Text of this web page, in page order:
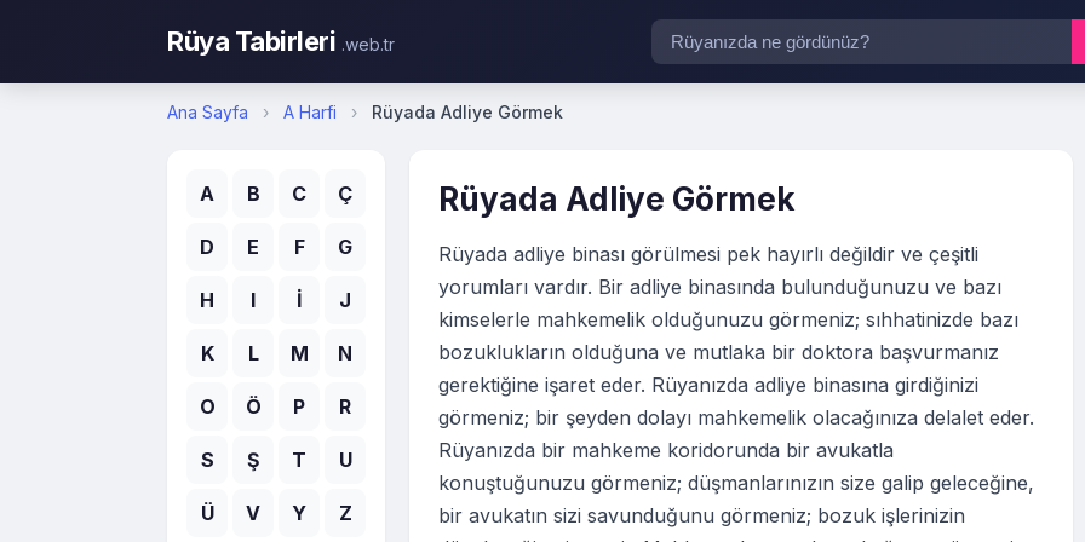
Rüya Tabirleri .web.tr
Ana Sayfa › A Harfi › Rüyada Adliye Görmek
A B C Ç
D E F G
H I İ J
K L M N
O Ö P R
S Ş T U
Ü V Y Z
Rüyada Adliye Görmek
Rüyada adliye binası görülmesi pek hayırlı değildir ve çeşitli
yorumları vardır. Bir adliye binasında bulunduğunuzu ve bazı
kimselerle mahkemelik olduğunuzu görmeniz; sıhhatinizde bazı
bozuklukların olduğuna ve mutlaka bir doktora başvurmanız
gerektiğine işaret eder. Rüyanızda adliye binasına girdiğinizi
görmeniz; bir şeyden dolayı mahkemelik olacağınıza delalet eder.
Rüyanızda bir mahkeme koridorunda bir avukatla
konuştuğunuzu görmeniz; düşmanlarınızın size galip geleceğine,
bir avukatın sizi savunduğunu görmeniz; bozuk işlerinizin